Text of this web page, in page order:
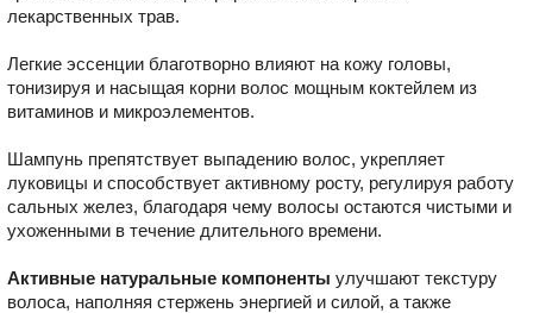
лекарственных трав.
Легкие эссенции благотворно влияют на кожу головы,
тонизируя и насыщая корни волос мощным коктейлем из
витаминов и микроэлементов.
Шампунь препятствует выпадению волос, укрепляет
луковицы и способствует активному росту, регулируя работу
сальных желез, благодаря чему волосы остаются чистыми и
ухоженными в течение длительного времени.
Активные натуральные компоненты улучшают текстуру
волоса, наполняя стержень энергией и силой, а также